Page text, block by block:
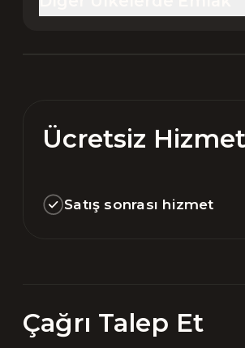
Ücretsiz
Satış sonrası hizmet
Çağrı Talep Et